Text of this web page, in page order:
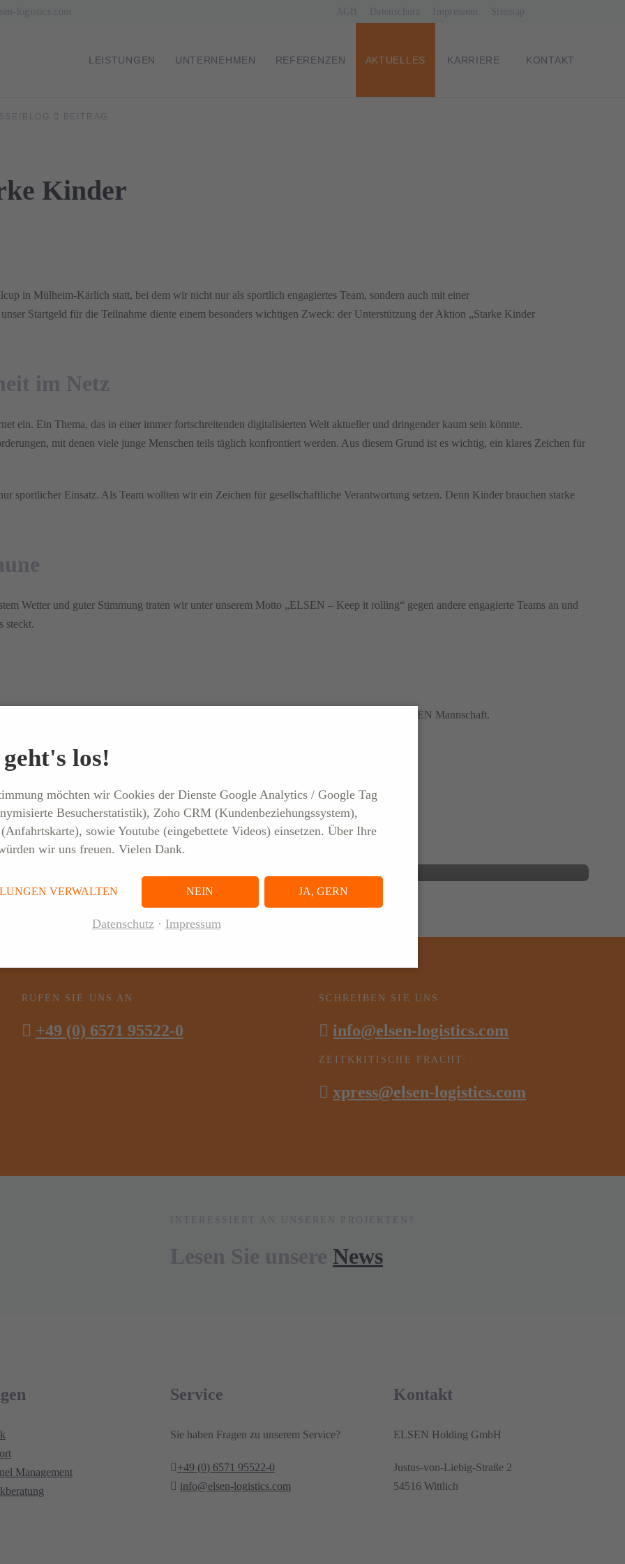
NAVIGATION
LEISTUNGEN UNTERNEHMEN REFERENZEN AKTUELLES KARRIERE KONTAKT
BLOG BEITRAG
Kinder
in Mülheim-Kärlich statt, bei dem wir nicht nur als sportlich engagiertes Team, sondern auch mit einer
Startgeld für die Teilnahme diente einem besonders wichtigen Zweck: der Unterstützung der Aktion „Starke Kinder
im Netz
ein. Ein Thema, das in einer immer fortschreitenden digitalisierten Welt aktueller und dringender kaum sein könnte.
mit denen viele junge Menschen teils täglich konfrontiert werden. Aus diesem Grund ist es wichtig, ein klares Zeichen für
sportlicher Einsatz. Als Team wollten wir ein Zeichen für gesellschaftliche Verantwortung setzen. Denn Kinder brauchen starke
Wetter und guter Stimmung traten wir unter unserem Motto „ELSEN – Keep it rolling“ gegen andere engagierte Teams an und
steckt.
danken allen Mitarbeitern und Mitarbeiterinnen für die tatkräftige Unterstützung für die ELSEN Mannschaft.
22. APRIL 2026
ELSEN gibt im
des Events „Tag der
Einblicke in die
am Standort
Koblenz
PRESSE
für EFF-Check: Nächster
Schritt für mehr
Energieeffizienz
RUFEN SIE UNS AN
+49 (0) 6571 95522-0
SCHREIBEN SIE UNS
info@elsen-logistics.com
ZEITKRITISCHE FRACHT:
xpress@elsen-logistics.com
News
Management
Service
Sie haben Fragen zu unserem Service?
+49 (0) 6571 95522-0
info@elsen-logistics.com
Kontakt
ELSEN Holding GmbH
Justus-von-Liebig-Straße 2
54516 Wittlich
los!
möchten wir Cookies der Dienste Google Analytics / Google Tag
Besucherstatistik), Zoho CRM (Kundenbeziehungssystem),
sowie Youtube (eingebettete Videos) einsetzen. Über Ihre
wir uns freuen. Vielen Dank.
VERWALTEN NEIN JA, GERN
Datenschutz Impressum